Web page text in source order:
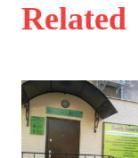
Related